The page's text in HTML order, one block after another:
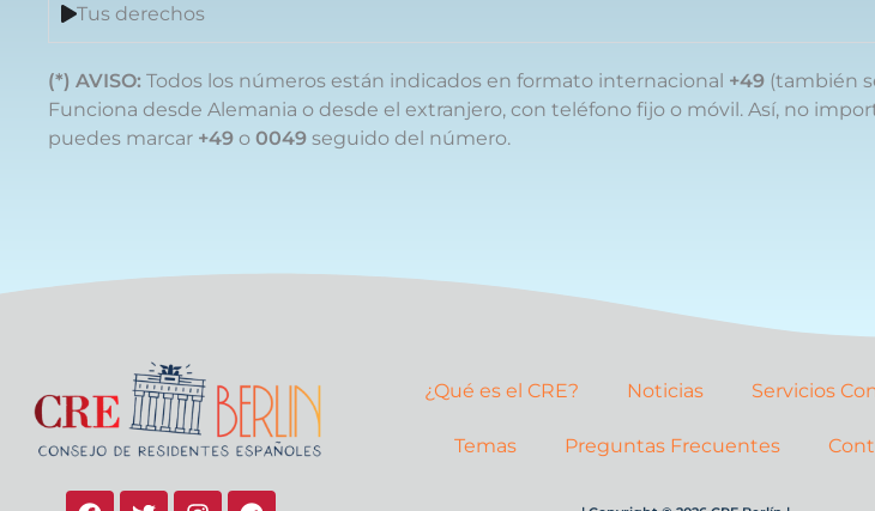
Tus derechos
(*) AVISO: Todos los números están indicados en formato internacional +49 (también
Funciona desde Alemania o desde el extranjero, con teléfono fijo o móvil. Así, no
puedes marcar +49 o 0049 seguido del número.
F
T
I
T
¿Qué es el CRE? Noticias Servicios
Temas Preguntas Frecuentes